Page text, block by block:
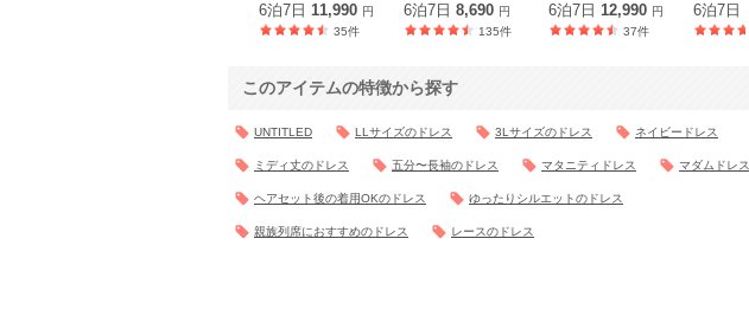
6泊7日 11,990 円
35件
6泊7日8,690 円
135件
6泊7日12,990 円
37件
6泊7日
このアイテムの特徴から探す
UNTITLED LLサイズのドレス 3Lサイズのドレス ネイビードレス
ミディ丈のドレス 五分〜長袖のドレス マタニティドレス マダムドレス
ヘアセット後の着用OKのドレス ゆったりシルエットのドレス
親族列席におすすめのドレス レースのドレス